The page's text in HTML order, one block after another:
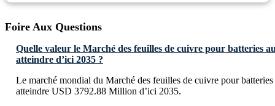
Foire Aux Questions
Quelle valeur le Marché des feuilles de cuivre pour batteries
atteindre d’ici 2035 ?
Le marché mondial du Marché des feuilles de cuivre pour
atteindre USD 3792.88 Million d’ici 2035.